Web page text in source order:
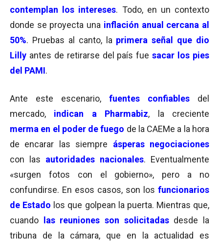
contemplan los intereses. Todo, en un contexto
donde se proyecta una inflación anual cercana al
50%. Pruebas al canto, la primera señal que dio
Lilly antes de retirarse del país fuesacar los pies
del PAMI.
Ante este escenario, fuentes confiables del
mercado, indican a Pharmabiz, la creciente
merma en el poder de fuego de la CAEMe a la hora
de encarar las siempre ásperas negociaciones
con las autoridades nacionales. Eventualmente
«surgen fotos con el gobierno», pero a no
confundirse. En esos casos, son los funcionarios
de Estado los que golpean la puerta. Mientras que,
cuando
las reuniones son solicitadasdesde la
tribuna de la cámara, que en la actualidad es